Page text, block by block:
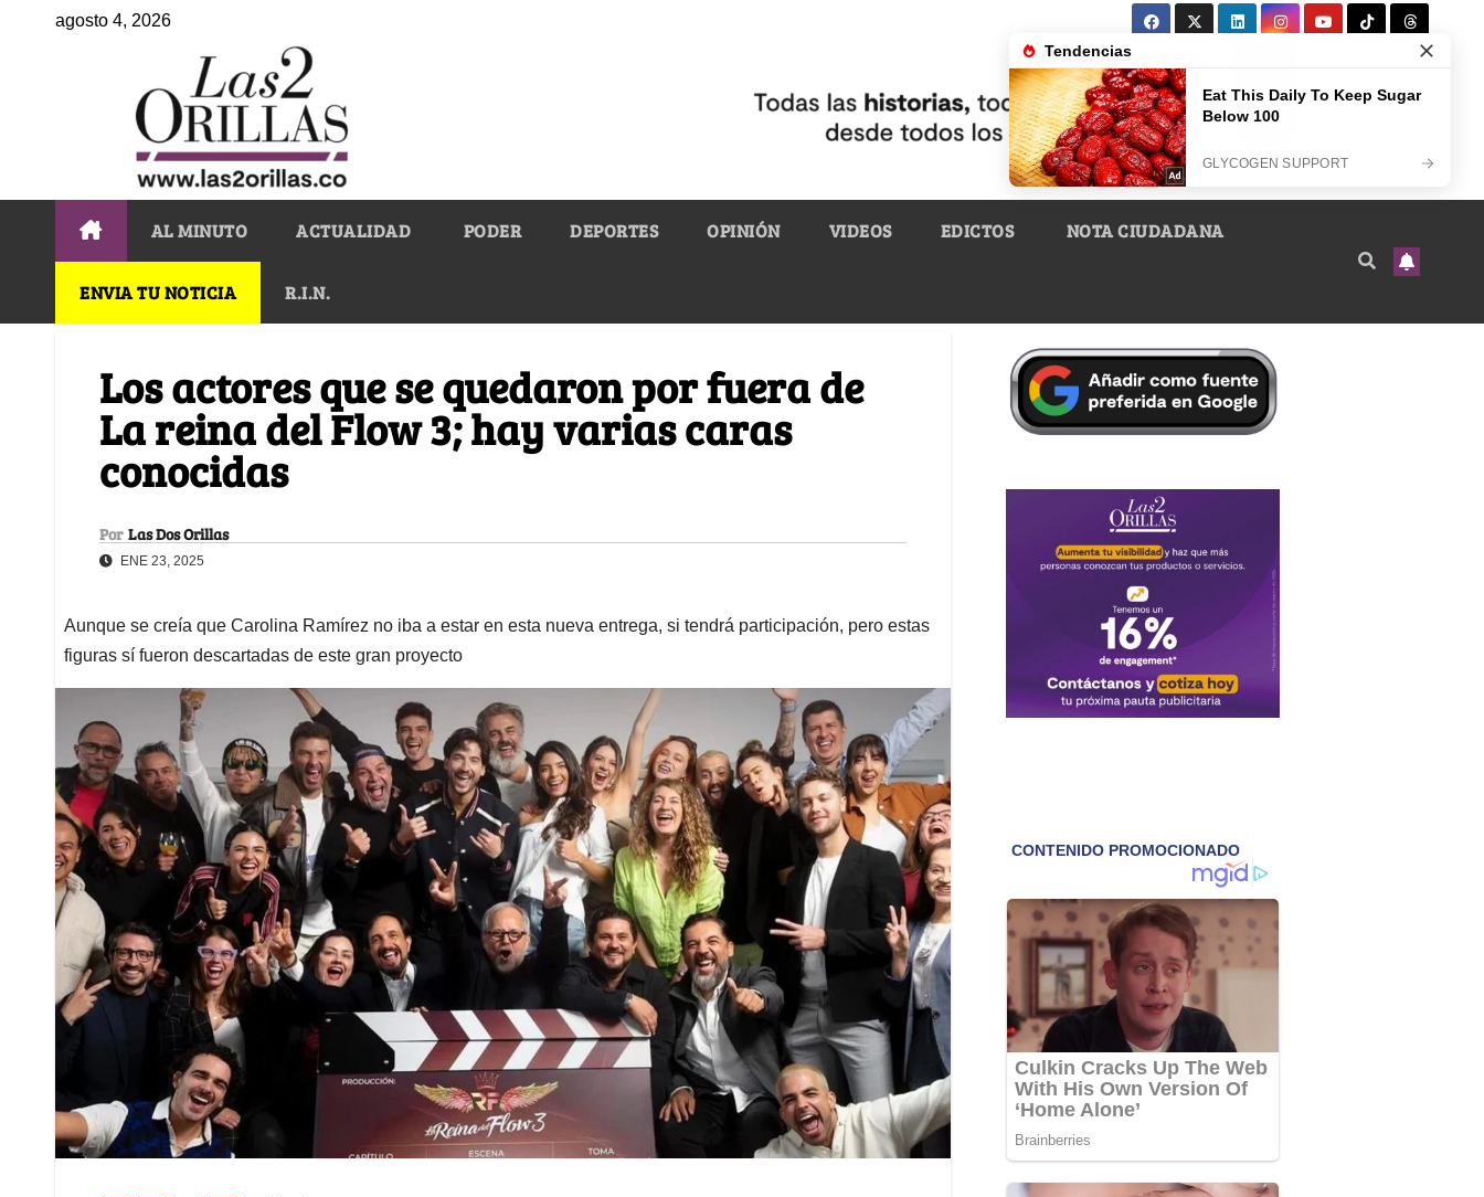
agosto 4, 2026
AL MINUTO ACTUALIDAD PODER DEPORTES OPINIÓN VIDEOS EDICTOS NOTA CIUDADANA
ENVIA TU NOTICIA R.I.N.
Los actores que se quedaron por fuera de
La reina del Flow 3; hay varias caras
conocidas
Por Las Dos Orillas
ENE 23, 2025
Aunque se creía que Carolina Ramírez no iba a estar en esta nueva entrega, si tendrá participación, pero estas
figuras sí fueron descartadas de este gran proyecto